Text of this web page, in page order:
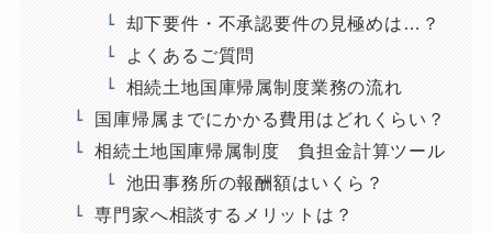
却下要件・不承認要件の見極めは…？
よくあるご質問
相続土地国庫帰属制度業務の流れ
国庫帰属までにかかる費用はどれくらい？
相続土地国庫帰属制度 負担金計算ツール
池田事務所の報酬額はいくら？
専門家へ相談するメリットは？